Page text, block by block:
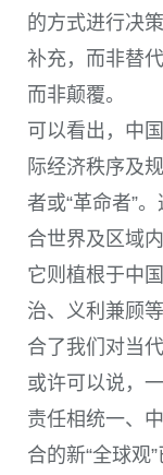
的方式进行决
补充，而非替
而非颠覆。
可以看出，中
际经济秩序及
者或“革命者”
合世界及区域
它则植根于中
治、义利兼顾
合了我们对当
或许可以说，
责任相统一、
合的新“全球观”